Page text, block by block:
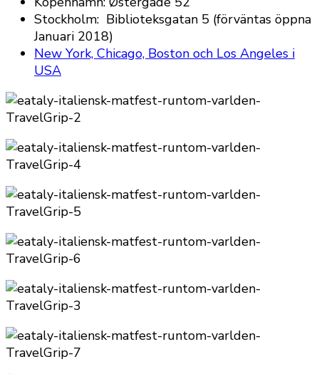
Stockholm: Biblioteksgatan 5 (förväntas öppna
Januari 2018)
New York, Chicago, Boston och Los Angeles i
USA